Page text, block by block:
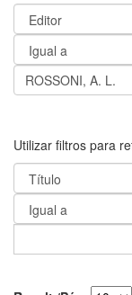
Utilizar filtros para